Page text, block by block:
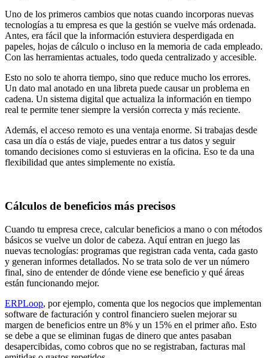
Uno de los primeros cambios que notas cuando incorporas nuevas
tecnologías a tu empresa es que la gestión se vuelve más ordenada.
Antes, era fácil que la información estuviera desperdigada en
papeles, hojas de cálculo o incluso en la memoria de cada empleado.
Con las herramientas actuales, todo queda centralizado y accesible.
Esto no solo te ahorra tiempo, sino que reduce mucho los errores.
Un dato mal anotado en una libreta puede causar un problema en
cadena. Un sistema digital que actualiza la información en tiempo
real te permite tener siempre la versión correcta y más reciente.
Además, el acceso remoto es una ventaja enorme. Si trabajas desde
casa un día o estás de viaje, puedes entrar a tus datos y seguir
tomando decisiones como si estuvieras en la oficina. Eso te da una
flexibilidad que antes simplemente no existía.
Cálculos de beneficios más precisos
Cuando tu empresa crece, calcular beneficios a mano o con métodos
básicos se vuelve un dolor de cabeza. Aquí entran en juego las
nuevas tecnologías: programas que registran cada venta, cada gasto
y generan informes detallados. No se trata solo de ver un número
final, sino de entender de dónde viene ese beneficio y qué áreas
están funcionando mejor.
ERPLoop, por ejemplo, comenta que los negocios que implementan
software de facturación y control financiero suelen mejorar su
margen de beneficios entre un 8% y un 15% en el primer año. Esto
se debe a que se eliminan fugas de dinero que antes pasaban
desapercibidas, como cobros que no se registraban, facturas mal